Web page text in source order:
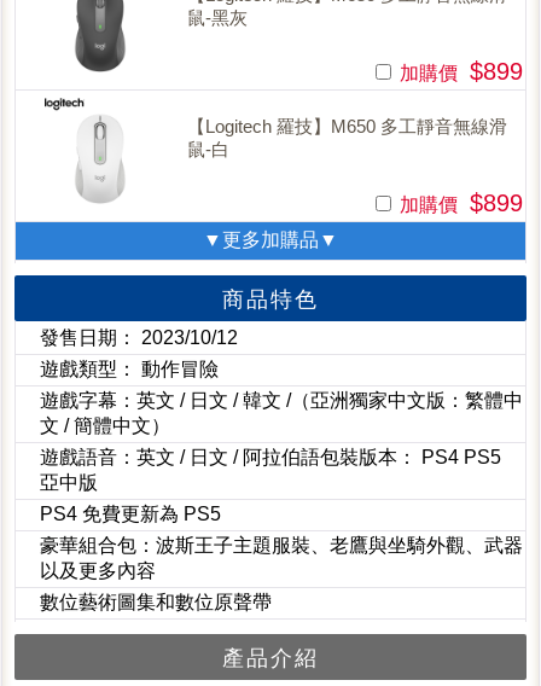
鼠-黑灰
加購價 $899
【Logitech 羅技】M650 多工靜音無線滑
鼠-白
加購價 $899
▼更多加購品▼
商品特色
發售日期： 2023/10/12
遊戲類型： 動作冒險
遊戲字幕：英文 / 日文 / 韓文 /（亞洲獨家中文版：繁體中
文 / 簡體中文）
遊戲語音：英文 / 日文 / 阿拉伯語包裝版本： PS4 PS5
亞中版
PS4 免費更新為 PS5
豪華組合包：波斯王子主題服裝、老鷹與坐騎外觀、武器
以及更多內容
數位藝術圖集和數位原聲帶
產品介紹